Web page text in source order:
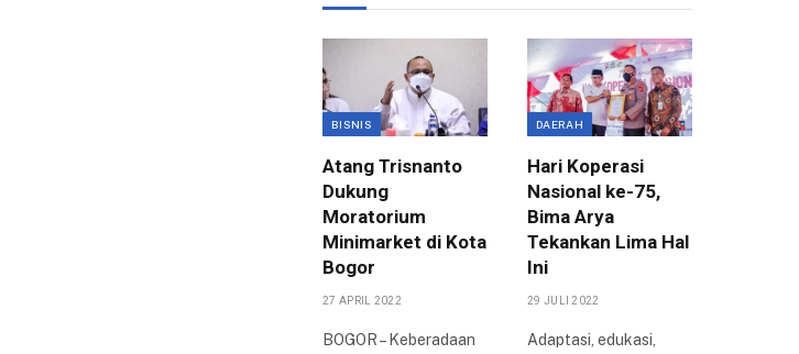
BISNIS
Atang Trisnanto
Dukung
Moratorium
Minimarket di Kota
Bogor
27 APRIL 2022
BOGOR – Keberadaan
DAERAH
Hari Koperasi
Nasional ke-75,
Bima Arya
Tekankan Lima Hal
Ini
29 JULI 2022
Adaptasi, edukasi,